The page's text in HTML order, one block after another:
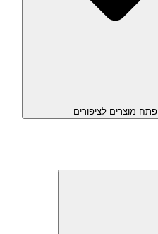
פתח מוצרים לציפורים